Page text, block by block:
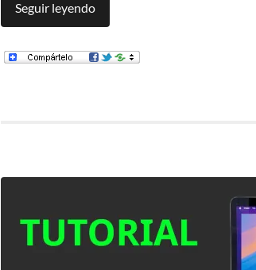
Seguir leyendo